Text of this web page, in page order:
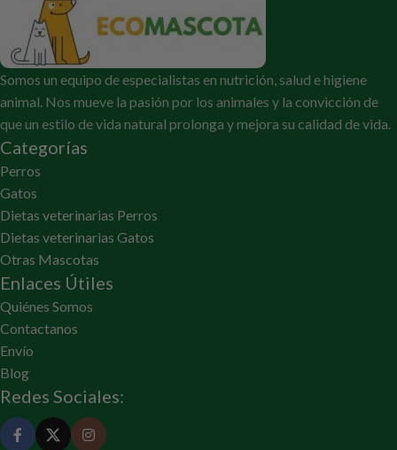
Somos un equipo de especialistas en nutrición, salud e higiene
animal. Nos mueve la pasión por los animales y la convicción de
que un estilo de vida natural prolonga y mejora su calidad de vida.
Categorías
Perros
Gatos
Dietas veterinarias Perros
Dietas veterinarias Gatos
Otras Mascotas
Enlaces Útiles
Quiénes Somos
Contactanos
Envío
Blog
Redes Sociales: